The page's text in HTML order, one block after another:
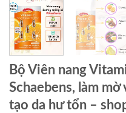
Bộ Viên nang
Schaebens, làm
tạo da hư tổn –